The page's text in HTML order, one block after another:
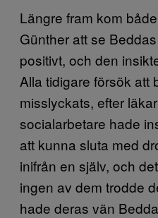
Längre fram kom
Günther att se
positivt, och den
Alla tidigare försök att
misslyckats, efter
socialarbetare hade
att kunna sluta med
inifrån en själv, och
ingen av dem trodde
hade deras vän